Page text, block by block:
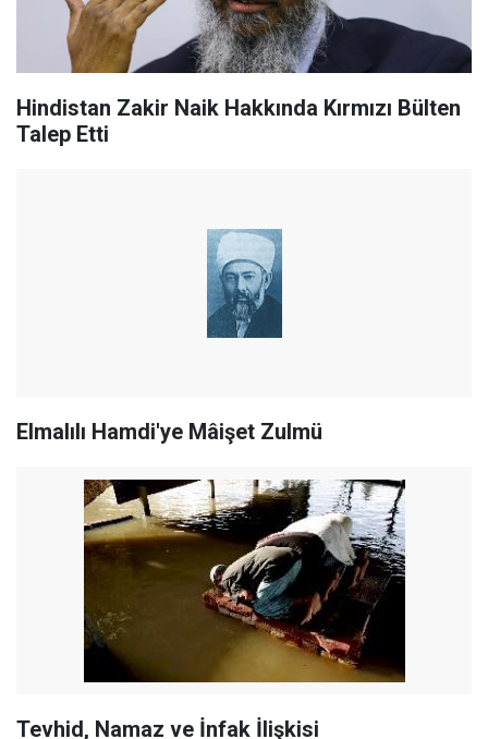
Hindistan Zakir Naik Hakkında Kırmızı Bülten
Talep Etti
Elmalılı Hamdi'ye Mâişet Zulmü
Tevhid, Namaz ve İnfak İlişkisi